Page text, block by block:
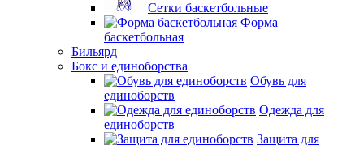
Сетки баскетбольные
Форма
баскетбольная
Бильярд
Бокс и единоборства
Обувь для
единоборств
Одежда для
единоборств
Защита для